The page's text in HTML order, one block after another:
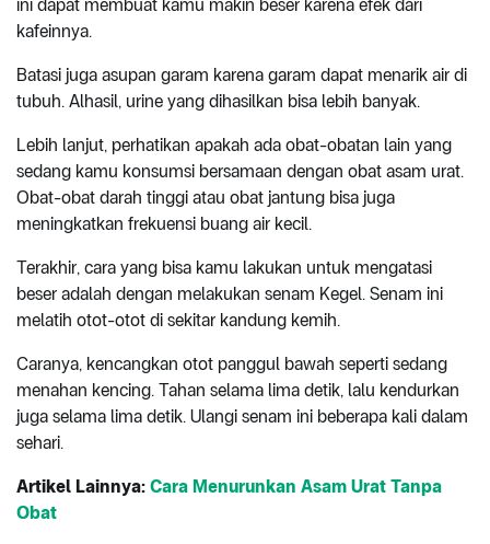
ini dapat membuat kamu makin beser karena efek dari
kafeinnya.
Batasi juga asupan garam karena garam dapat menarik air di
tubuh. Alhasil, urine yang dihasilkan bisa lebih banyak.
Lebih lanjut, perhatikan apakah ada obat-obatan lain yang
sedang kamu konsumsi bersamaan dengan obat asam urat.
Obat-obat darah tinggi atau obat jantung bisa juga
meningkatkan frekuensi buang air kecil.
Terakhir, cara yang bisa kamu lakukan untuk mengatasi
beser adalah dengan melakukan senam Kegel. Senam ini
melatih otot-otot di sekitar kandung kemih.
Caranya, kencangkan otot panggul bawah seperti sedang
menahan kencing. Tahan selama lima detik, lalu kendurkan
juga selama lima detik. Ulangi senam ini beberapa kali dalam
sehari.
Artikel Lainnya: Cara Menurunkan Asam Urat Tanpa
Obat